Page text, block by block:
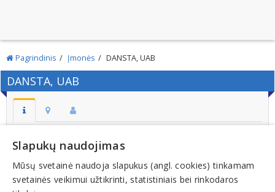
Pagrindinis Įmonės DANSTA, UAB
DANSTA, UAB
Adresas:
VILNIUS
Kodas:
123026852
Slapukų naudojimas
Mūsų svetainė naudoja slapukus (angl. cookies) tinkamam
svetainės veikimui užtikrinti, statistiniais bei rinkodaros